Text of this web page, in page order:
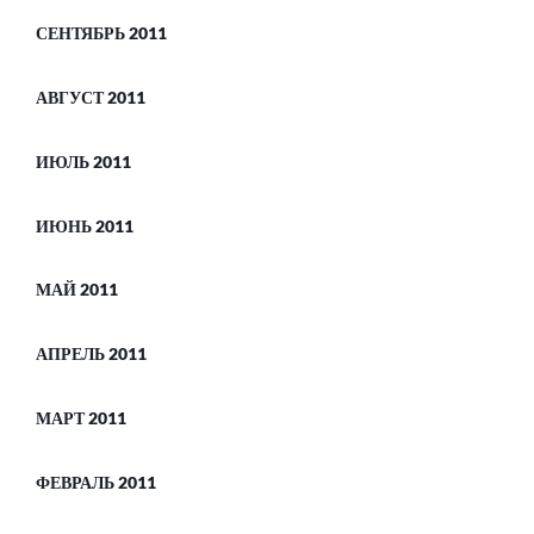
СЕНТЯБРЬ 2011
АВГУСТ 2011
ИЮЛЬ 2011
ИЮНЬ 2011
МАЙ 2011
АПРЕЛЬ 2011
МАРТ 2011
ФЕВРАЛЬ 2011